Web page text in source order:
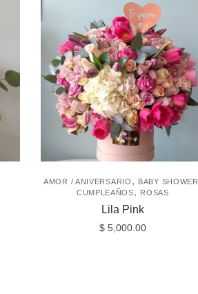
AMOR / ANIVERSARIO , BABY SHOWER
CUMPLEAÑOS, ROSAS
Lila Pink
$5,000.00